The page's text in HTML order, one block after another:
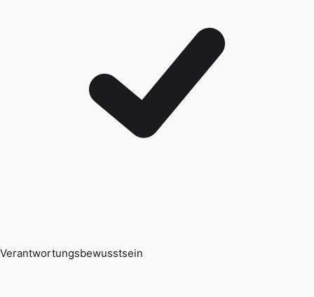
Verantwortungsbewusstsein